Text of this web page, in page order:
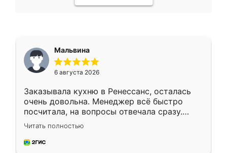
Мальвина
6 августа 2026
Заказывала кухню в Ренессанс, осталась
очень довольна. Менеджер всё быстро
посчитала, на вопросы отвечала сразу.
Замерщик приехал в субботу, подошёл к
делу со всей ответственностью. Собрали
за день, ребята работали аккуратно, даже
Читать полностью